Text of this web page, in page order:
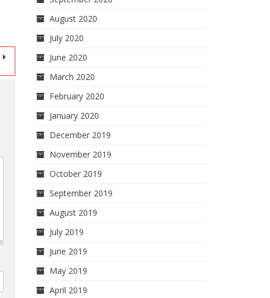
August 2020
July 2020
June 2020
March 2020
February 2020
January 2020
December 2019
November 2019
October 2019
September 2019
August 2019
July 2019
June 2019
May 2019
April 2019